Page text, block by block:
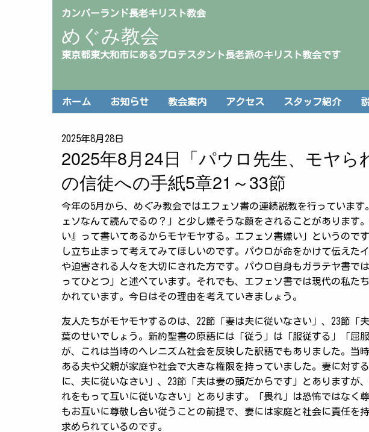
カンバーランド長老キリスト教会
めぐみ教会
東京都東大和市にあるプロテスタント長老派のキリスト教会です
ホーム お知らせ 教会案内 アクセス スタッフ紹介
2025年8月28日
2025年8月24日「パウロ先生、モヤら
の信徒への手紙5章21～33節
今年の5月から、めぐみ教会ではエフェソ書の連続説教を行っていま
ェソなんて読んでるの？」と少し嫌そうな顔をされることがあります
い』って書いてあるからモヤモヤする。エフェソ書嫌い」というので
し立ち止まって考えてみてほしいのです。パウロが命をかけて伝えた
や迫害される人々を大切にされた方です。パウロ自身もガラテヤ書で
ってひとつ」と述べています。それでも、エフェソ書では現代の私た
かれています。今日はその理由を考えていきましょう。
友人たちがモヤモヤするのは、22節「妻は夫に従いなさい」、23節「
葉のせいでしょう。新約聖書の原語には「従う」は「服従する」「屈
が、これは当時のヘレニズム社会を反映した訳語でもありました。当
ある夫や父親が家庭や社会で大きな権限を持っていました。妻に対す
に、夫に従いなさい」、23節「夫は妻の頭だからです」とありますが
れをもって互いに従いなさい」とあります。「畏れ」は恐怖ではなく
もお互いに尊敬し合い従うことの前提で、妻には家庭と社会に責任を
求められているのです。